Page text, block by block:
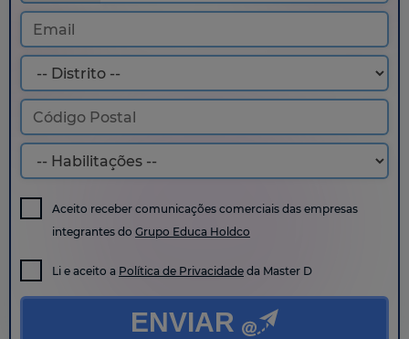
Aceito receber comunicações comerciais das empresas
integrantes do Grupo Educa Holdco
Li e aceito a Política de Privacidade da Master D
ENVIAR